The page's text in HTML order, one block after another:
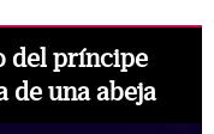
del príncipe
de una abeja